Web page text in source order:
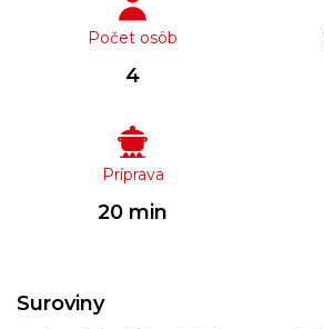
Počet osôb
4
Príprava
20 min
Suroviny